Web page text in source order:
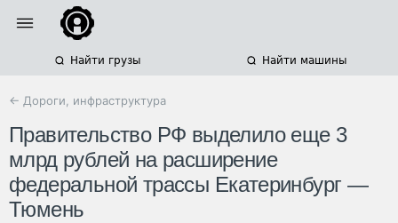
Найти грузы Найти машины
← Дороги, инфраструктура
Правительство РФ выделило еще 3
млрд рублей на расширение
федеральной трассы Екатеринбург —
Тюмень